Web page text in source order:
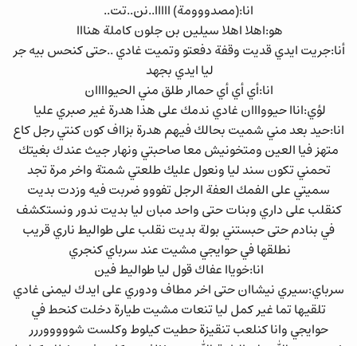
انا:(مصدووومة) ااااا..نن..تت..
هو:اهلا اهلا سيلين بن جلون كاملة هنااا
أنا:جريت ايدي قديت وقفة دفعتو وتميت غادي ..حتى كنحس بيه جر
ليا ايدي بجهد
انا:أي أي أي حماار طلق مني الحيواااان
لؤي:اناا حيووااان غادي ندمك على هذا هدرة غير صبري عليا
انا:حيد بعد مني شميت بحالك فيهم هدرة بزااف كون كنتي رجل كاع
متهز فيا العين ومتخونيش معا صاحبتي ونهار جيث عندك بغيتك
تحمني تكون سند ليا ونعول عليك طلعتي شمتة واخر مرة تجد
سميتي على الفمك العفة الرجل تفووو ضربت فيه وزدت بديت
كنقلب على داري وبنات حتى واحد مبان ليا بديت ندور ونستكشف
في بنادم حتى حبستني بولة بديت نقلب على طواليط ناري قريب
نطلقها في حوايجي مشيت عند سرباي كنجري
انا:خوياا عفاك قول ليا طواليط فين
سرباي:سيري نيشاان حتى اخر مطاف ودوري على ايدك ليمنى غادي
تلقيها تما غير كمل ليا تنعات مشيت طيارة دخلت كنحط في
حوايجي وانا كنلعب تنقيزة حطيت كيلوط وكلست شوووووررر